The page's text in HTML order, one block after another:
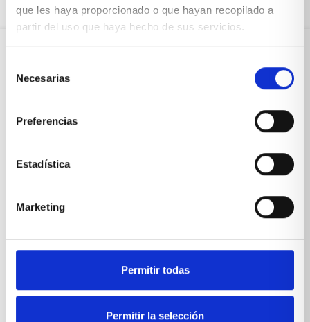
que les haya proporcionado o que hayan recopilado a
partir del uso que haya hecho de sus servicios.
Necesarias
Preferencias
Estadística
Marketing
Permitir todas
Permitir la selección
Sobre Xíkara
Inicio
SOLICITA UNA CITA
Productos y servicios
Muebles & Decoración